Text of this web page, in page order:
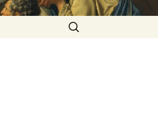
Rechercher :